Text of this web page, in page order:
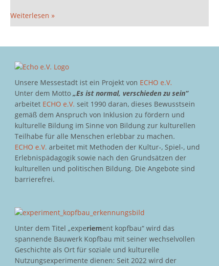
Weiterlesen »
Unsere Messestadt ist ein Projekt von ECHO e.V.
Unter dem Motto „Es ist normal, verschieden zu sein“
arbeitet ECHO e.V. seit 1990 daran, dieses Bewusstsein
gemäß dem Anspruch von Inklusion zu fördern und
kulturelle Bildung im Sinne von Bildung zur kulturellen
Teilhabe für alle Menschen erlebbar zu machen.
ECHO e.V. arbeitet mit Methoden der Kultur-, Spiel-, und
Erlebnispädagogik sowie nach den Grundsätzen der
kulturellen und politischen Bildung. Die Angebote sind
barrierefrei.
Unter dem Titel „experiement kopfbau“ wird das
spannende Bauwerk Kopfbau mit seiner wechselvollen
Geschichte als Ort für soziale und kulturelle
Nutzungsexperimente dienen: Seit 2022 wird der